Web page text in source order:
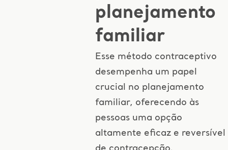
planejamento
familiar
Esse método contraceptivo
desempenha um papel
crucial no planejamento
familiar, oferecendo às
pessoas uma opção
altamente eficaz e reversível